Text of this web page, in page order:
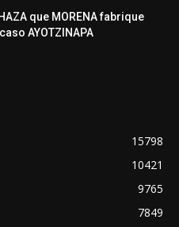
que MORENA fabrique
AYOTZINAPA
15798
10421
9765
7849